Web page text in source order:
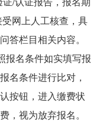
网上人工核查，具
答栏目相关内容。
报名条件如实填写报
名条件进行比对，
按钮，进入缴费状
，视为放弃报名。